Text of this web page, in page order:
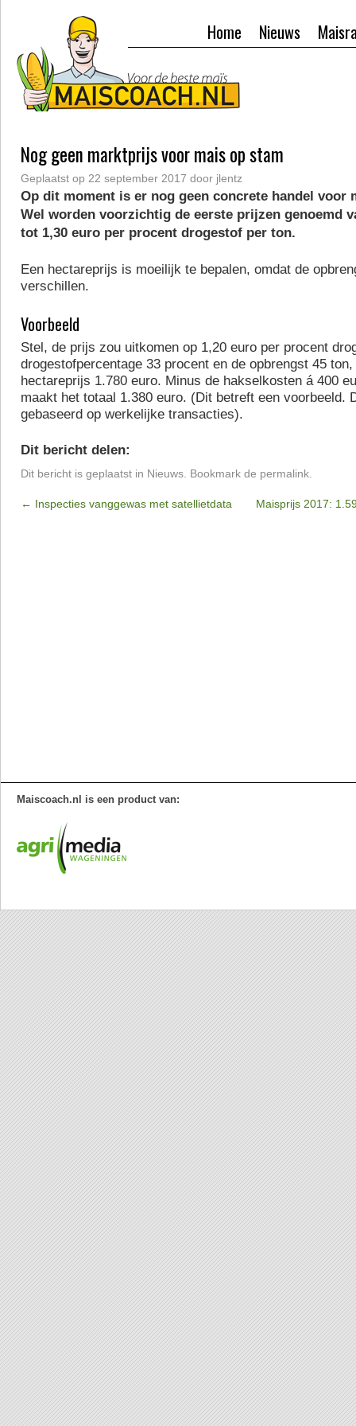
Nieuws
Home
Nog geen marktprijs voor mais op stam
Geplaatst op 22 september 2017 door jlentz
Op dit moment is er nog geen concrete handel voor
Wel worden voorzichtig de eerste prijzen genoemd
tot 1,30 euro per procent drogestof per ton.
Een hectareprijs is moeilijk te bepalen, omdat de
verschillen.
Voorbeeld
Stel, de prijs zou uitkomen op 1,20 euro per procent
drogestofpercentage 33 procent en de opbrengst 45
hectareprijs 1.780 euro. Minus de hakselkosten á 400
maakt het totaal 1.380 euro. (Dit betreft een voorbeeld.
gebaseerd op werkelijke transacties).
Dit bericht delen:
Dit bericht is geplaatst in Nieuws . Bookmark de permalink
← Inspecties vanggewas met satellietdata Maisprijs 2017:
Maiscoach.nl is een product van: